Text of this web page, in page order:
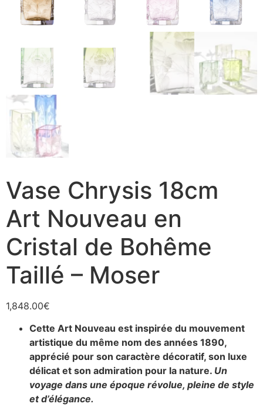
Vase Chrysis 18cm
Art Nouveau en
Cristal de Bohême
Taillé – Moser
1,848.00€
Cette Art Nouveau est inspirée du mouvement
artistique du même nom des années 1890,
apprécié pour son caractère décoratif, son luxe
délicat et son admiration pour la nature. Un
voyage dans une époque révolue, pleine de style
et d’élégance.